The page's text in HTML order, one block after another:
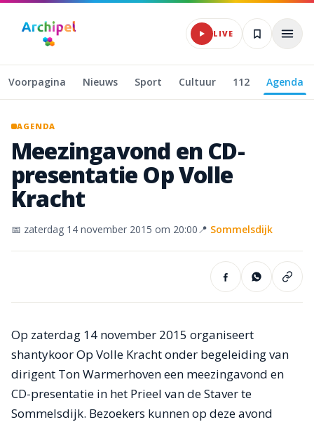
Naar hoofdinhoud
LIVE
Voorpagina Nieuws Sport Cultuur 112 Agenda
AGENDA
Meezingavond en CD-
presentatie OpVolle
Kracht
📅 zaterdag 14 november 2015 om 20:00📍 Sommelsdijk
Op zaterdag 14 november 2015 organiseert
shantykoor Op Volle Kracht onder begeleiding van
dirigent Ton Warmerhoven een meezingavond en
CD-presentatie in het Prieel van de Staver te
Sommelsdijk. Bezoekers kunnen op deze avond